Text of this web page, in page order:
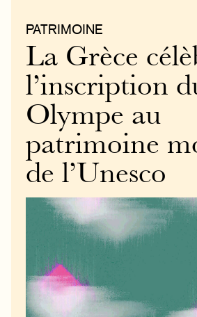
PATRIMOINE
La Grèce
l’inscription
Olympe au
patrimoine
de l’Unesco